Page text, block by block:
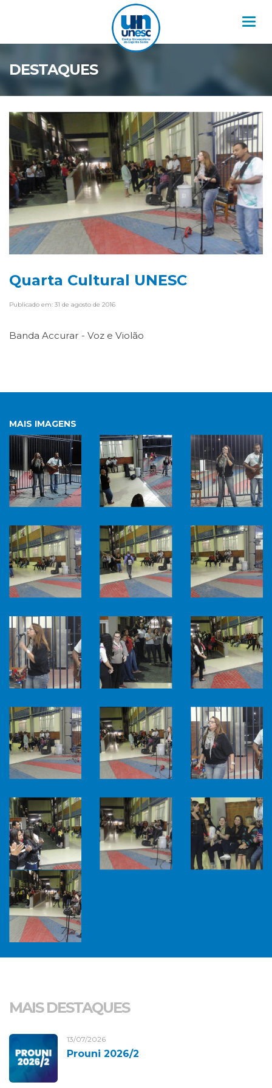
DESTAQUES
Quarta Cultural UNESC
Publicado em: 31 de agosto de 2016
Banda Accurar - Voz e Violão
MAIS IMAGENS
MAIS DESTAQUES
13/07/2026
Prouni 2026/2